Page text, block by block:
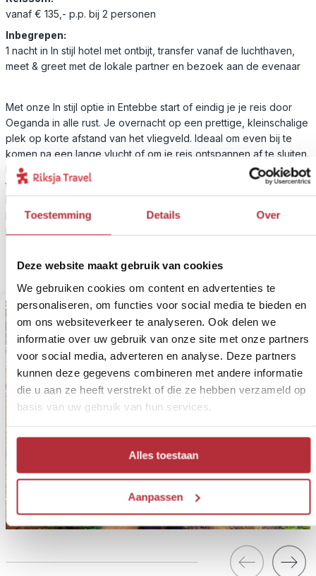
Toestemming Details Over
Deze website maakt gebruik van cookies
We gebruiken cookies om content en advertenties te
personaliseren, om functies voor social media te bieden en
om ons websiteverkeer te analyseren. Ook delen we
informatie over uw gebruik van onze site met onze partners
voor social media, adverteren en analyse. Deze partners
kunnen deze gegevens combineren met andere informatie
die u aan ze heeft verstrekt of die ze hebben verzameld op
basis van uw gebruik van hun services.
Alles toestaan
Aanpassen
vanaf € 135,- p.p. bij 2 personen
Inbegrepen:
1 nacht in In stijl hotel met ontbijt, transfer vanaf de luchthaven,
meet & greet met de lokale partner en bezoek aan de evenaar
Met onze In stijl optie in Entebbe start of eindig je je reis door
Oeganda in alle rust. Je overnacht op een prettige, kleinschalige
plek op korte afstand van het vliegveld. Ideaal om even bij te
komen na een lange vlucht of om je reis ontspannen af te sluiten.
De sfeer is ontspannen, met fijne kamers en plekken om buiten
te zitten. Neem een verfrissende duik in het zwembad, lees een
Deze optie past goed bij reizigers die comfort en gemak
belangrijk vinden en hun reis graag rustig beginnen of afsluiten,